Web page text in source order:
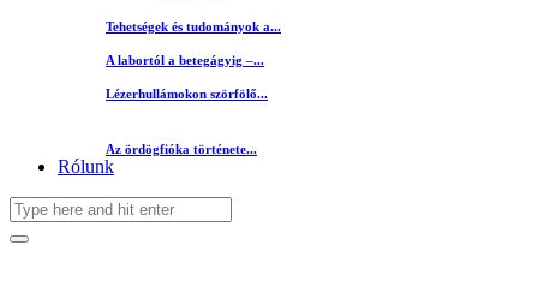
Tehetségek és tudományok a...
A labortól a betegágyig –...
Lézerhullámokon szörfölő...
Az ördögfióka története...
Rólunk